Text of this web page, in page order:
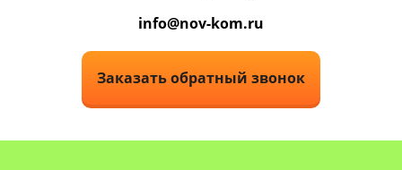
info@nov-kom.ru
Заказать обратный звонок